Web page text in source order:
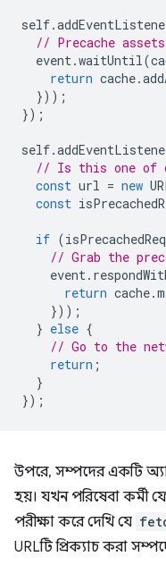
self.
// Precache
event.waitUntil(
return cache.
}));
});
self.
// Is this one of
const url = new
const
if (
// Grab the
event.
return cache.
}));
} else {
// Go to the
return ;
}
});
উপরে, সম্পদের একটি
হয়। যখন পরিষেবা
পরীক্ষা করে দেখি যে
URLটি প্রিক্যাচ করা